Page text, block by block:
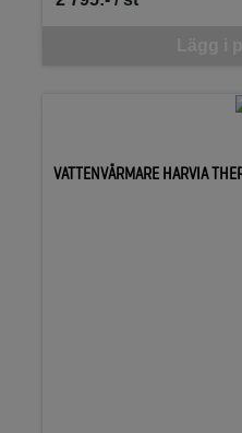
SEK per ST
VATTENVÄRMARE HARVIA